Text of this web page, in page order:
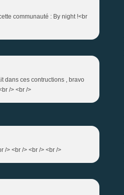
communauté : By night !<br
dans ces contructions , bravo
/> <br />
/> <br /> <br /> <br />